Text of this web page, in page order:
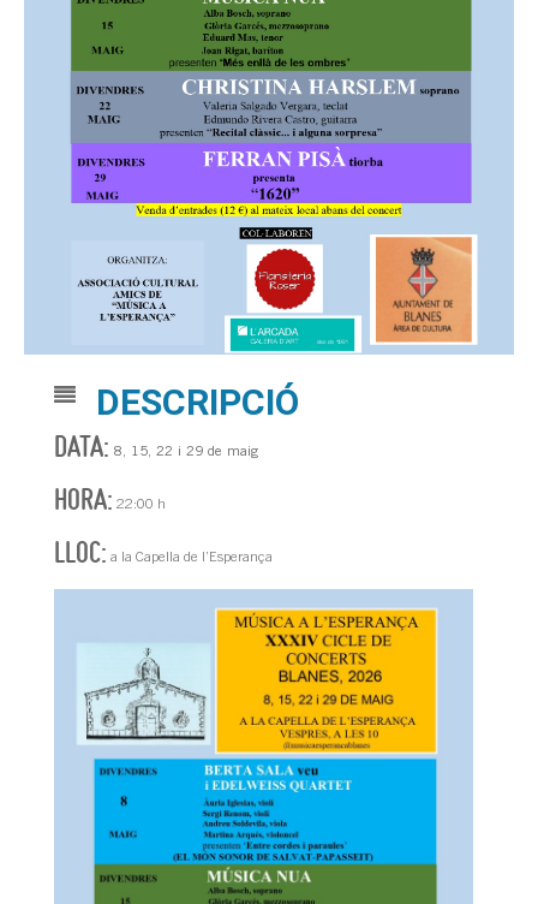
DESCRIPCIÓ
DATA: 8, 15, 22 i 29 de maig
HORA: 22:00 h
LLOC: a la Capella de l’Esperança